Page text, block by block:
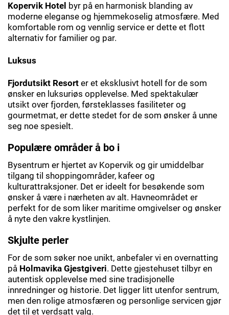
Kopervik Hotel byr på en harmonisk blanding av
moderne eleganse og hjemmekoselig atmosfære. Med
komfortable rom og vennlig service er dette et flott
alternativ for familier og par.
Luksus
Fjordutsikt Resort er et eksklusivt hotell for de som
ønsker en luksuriøs opplevelse. Med spektakulær
utsikt over fjorden, førsteklasses fasiliteter og
gourmetmat, er dette stedet for de som ønsker å unne
seg noe spesielt.
Populære områder å bo i
Bysentrum er hjertet av Kopervik og gir umiddelbar
tilgang til shoppingområder, kafeer og
kulturattraksjoner. Det er ideelt for besøkende som
ønsker å være i nærheten av alt. Havneområdet er
perfekt for de som liker maritime omgivelser og ønsker
å nyte den vakre kystlinjen.
Skjulte perler
For de som søker noe unikt, anbefaler vi en overnatting
på Holmavika Gjestgiveri. Dette gjestehuset tilbyr en
autentisk opplevelse med sine tradisjonelle
innredninger og historie. Det ligger litt utenfor sentrum,
men den rolige atmosfæren og personlige servicen gjør
det til et verdsatt valg.